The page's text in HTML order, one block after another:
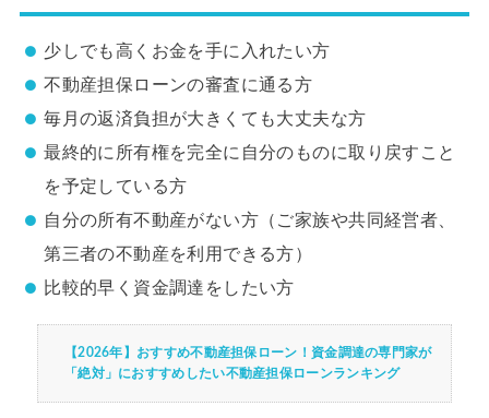
少しでも高くお金を手に入れたい方
不動産担保ローンの審査に通る方
毎月の返済負担が大きくても大丈夫な方
最終的に所有権を完全に自分のものに取り戻すこと
を予定している方
自分の所有不動産がない方（ご家族や共同経営者、
第三者の不動産を利用できる方）
比較的早く資金調達をしたい方
【2026年】おすすめ不動産担保ローン！資金調達の専門家が
「絶対」におすすめしたい不動産担保ローンランキング